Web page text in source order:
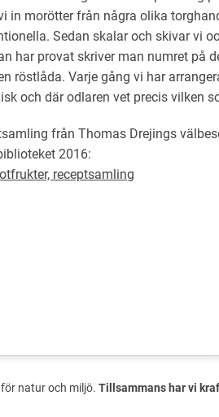
in morötter från några olika
Sedan skalar och skivar vi
har provat skriver man numret på
röstlåda. Varje gång vi har
och där odlaren vet precis vilken
från Thomas Drejings
2016:
receptsamling
natur och miljö. Tillsammans har vi